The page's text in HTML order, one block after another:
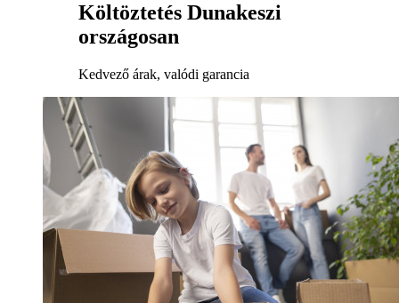
Költöztetés Dunakeszi
országosan
Kedvező árak, valódi garancia